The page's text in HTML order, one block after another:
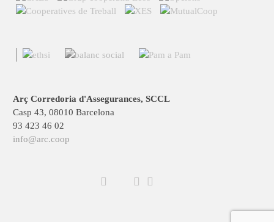
Arç Corredoria d'Assegurances, SCCL
Casp 43, 08010 Barcelona
93 423 46 02
info@arc.coop